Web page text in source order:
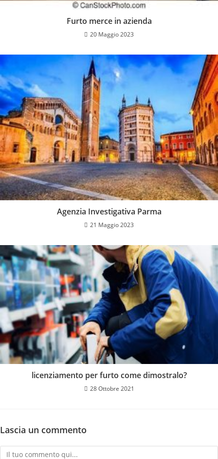
Furto merce in azienda
20 Maggio 2023
Agenzia Investigativa Parma
21 Maggio 2023
licenziamento per furto come dimostralo?
28 Ottobre 2021
Lascia un commento